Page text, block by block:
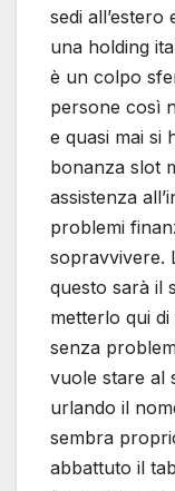
sedi
una holding
è un colpo
persone così
e quasi mai si
bonanza slot
assistenza
problemi
sopravvivere.
questo sarà il
metterlo qui
senza
vuole stare al
urlando il
sembra
abbattuto il